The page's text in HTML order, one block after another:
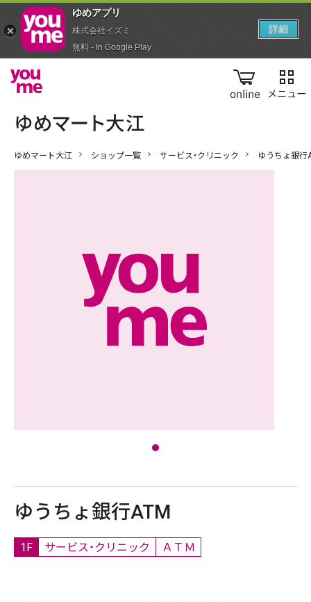
online
ゆめマート大江 ショップ一覧 サービス・クリニック ゆうちょ銀行
ゆうちょ銀行ATM
1F サービス・クリニック ＡＴＭ
ゆめアプ‪リ‬
株式会社イズミ
無料 - In Google Play
詳細